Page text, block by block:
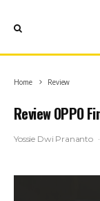
Home Review
Review OPPO
Yossie Dwi Prananto ·